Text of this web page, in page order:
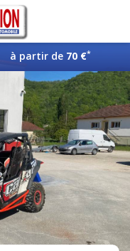
à partir de 70 €*